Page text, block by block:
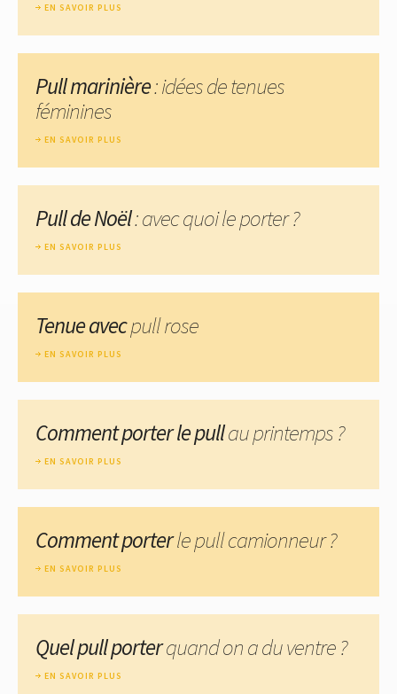
EN SAVOIR PLUS
Pull marinière: idées de tenues
féminines
EN SAVOIR PLUS
Pull de Noël: avec quoi le porter ?
EN SAVOIR PLUS
Tenue avecpull rose
EN SAVOIR PLUS
Comment porter le pullau printemps ?
EN SAVOIR PLUS
Comment porterle pull camionneur ?
EN SAVOIR PLUS
Quel pull porterquand on a du ventre ?
EN SAVOIR PLUS